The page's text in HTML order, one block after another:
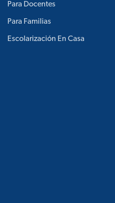
Para Docentes
Para Familias
Escolarización En Casa